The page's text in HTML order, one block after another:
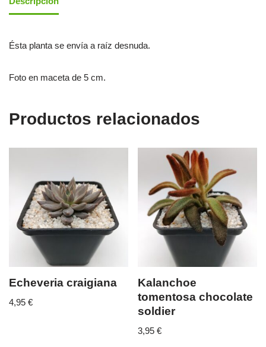
Ésta planta se envía a raíz desnuda.
Foto en maceta de 5 cm.
Productos relacionados
Echeveria craigiana
4,95 €
Kalanchoe
tomentosa chocolate
soldier
3,95€